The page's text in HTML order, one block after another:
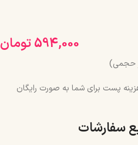
594,000تومان
میلیون و 500 هزار تومان شود هزینه پست برای شما به صورت رایگان
سفارشات